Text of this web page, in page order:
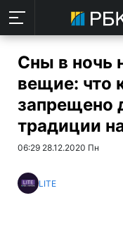
Сны в ночь
вещие: что
запрещено
традиции
06:29 28.12.2020 Пн
LITE